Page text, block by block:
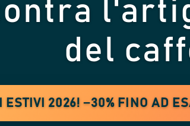
del
ESTIVI 2026! −30% FINO AD